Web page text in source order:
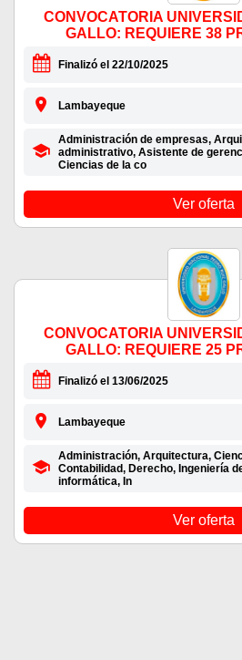
CONVOCATORIA
GALLO: REQUIERE 38
Finalizó el 22/10/2025
Lambayeque
Administración de empresas,
administrativo, Asistente de
Ciencias de la co
Ver oferta
CONVOCATORIA
GALLO: REQUIERE 25
Finalizó el 13/06/2025
Lambayeque
Administración, Arquitectura,
Contabilidad, Derecho, Ingeniería
informática, In
Ver oferta